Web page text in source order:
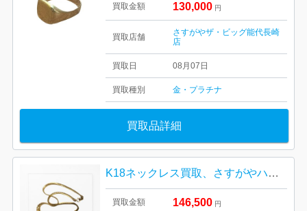
買取金額 130,000 円
買取店舗
さすがやザ・ビッグ能代長崎
店
買取日 08月07日
買取種別 金・プラチナ
買取品詳細
K18ネックレス買取、さすがやハレルパルク磐田店
買取金額 146,500 円